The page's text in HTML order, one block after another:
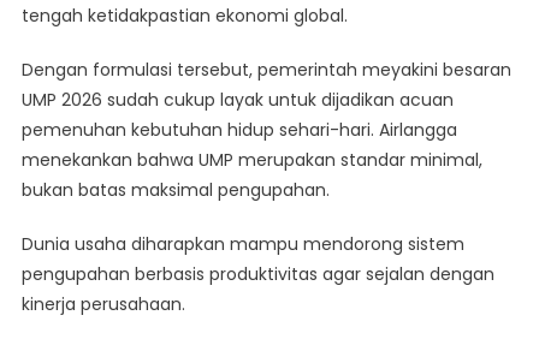
tengah ketidakpastian ekonomi global.
Dengan formulasi tersebut, pemerintah meyakini besaran
UMP 2026 sudah cukup layak untuk dijadikan acuan
pemenuhan kebutuhan hidup sehari-hari. Airlangga
menekankan bahwa UMP merupakan standar minimal,
bukan batas maksimal pengupahan.
Dunia usaha diharapkan mampu mendorong sistem
pengupahan berbasis produktivitas agar sejalan dengan
kinerja perusahaan.